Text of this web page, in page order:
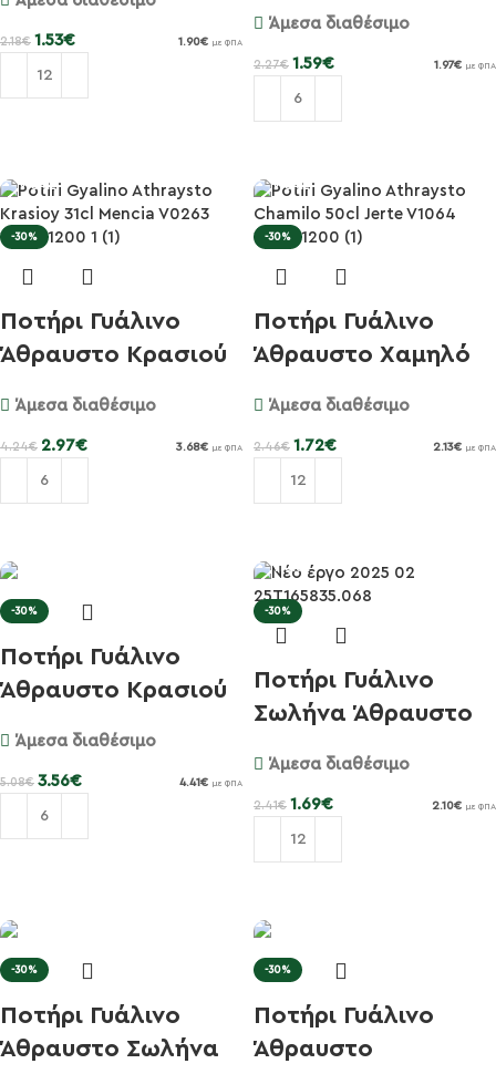
2.18€ 1.53€ 1.90€ με ΦΠΑ
Άμεσα διαθέσιμο
2.27€ 1.59€ 1.97€ με ΦΠΑ
-30%
Ποτήρι Γυάλινο
Άθραυστο Κρασιού
Άμεσα διαθέσιμο
4.24€ 2.97€ 3.68€ με ΦΠΑ
-30%
Ποτήρι Γυάλινο
Άθραυστο Χαμηλό
Άμεσα διαθέσιμο
2.46€ 1.72€ 2.13€ με ΦΠΑ
-30%
Ποτήρι Γυάλινο
Άθραυστο Κρασιού
Άμεσα διαθέσιμο
5.08€ 3.56€ 4.41 € με ΦΠΑ
-30%
Ποτήρι Γυάλινο
Σωλήνα Άθραυστο
Άμεσα διαθέσιμο
2.41€ 1.69€ 2.10€ με ΦΠΑ
-30%
Ποτήρι Γυάλινο
Άθραυστο Σωλήνα
-30%
Ποτήρι Γυάλινο
Άθραυστο